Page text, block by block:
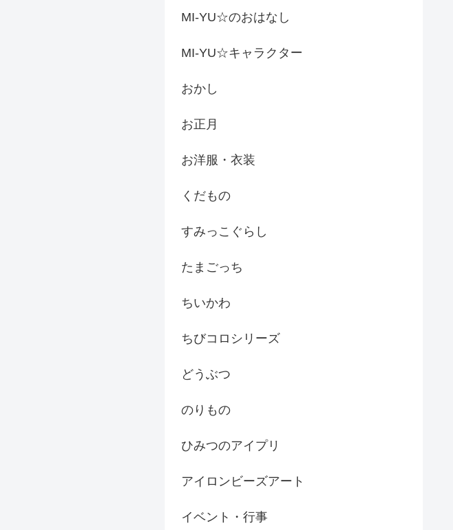
MI-YU☆のおはなし
MI-YU☆キャラクター
おかし
お正月
お洋服・衣装
くだもの
すみっこぐらし
たまごっち
ちいかわ
ちびコロシリーズ
どうぶつ
のりもの
ひみつのアイプリ
アイロンビーズアート
イベント・行事